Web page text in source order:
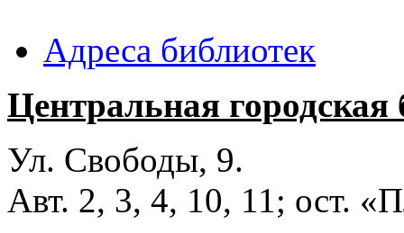
Адреса библиотек
Центральная
Ул. Свободы, 9.
Авт. 2, 3, 4, 10, 11; ост.